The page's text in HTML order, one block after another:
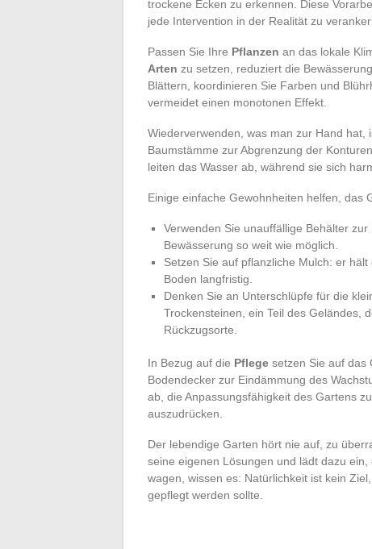
trockene Ecken zu erkennen. Diese
jede Intervention in der Realität zu
Passen Sie Ihre Pflanzen an das lokale
Arten zu setzen, reduziert die
Blättern, koordinieren Sie Farben und
vermeidet einen monotonen Effekt.
Wiederverwenden, was man zur Hand hat,
Baumstämme zur Abgrenzung der
leiten das Wasser ab, während sie sich
Einige einfache Gewohnheiten helfen, das
Verwenden Sie unauffällige Behälter
Bewässerung so weit wie möglich.
Setzen Sie auf pflanzliche Mulch: er
Boden langfristig.
Denken Sie an Unterschlüpfe für die
Trockensteinen, ein Teil des Geländes,
Rückzugsorte.
In Bezug auf die Pflege setzen Sie auf das
Bodendecker zur Eindämmung des
ab, die Anpassungsfähigkeit des Gartens
auszudrücken.
Der lebendige Garten hört nie auf, zu
seine eigenen Lösungen und lädt dazu
wagen, wissen es: Natürlichkeit ist kein
gepflegt werden sollte.